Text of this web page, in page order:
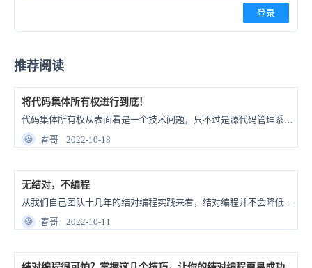
登录
推荐阅读
将代码集体所有权进行到底！
代码集体所有权从表面看是一个技术问题，只不过是源代码管理系统的权限如何设置的问题；但从本质上来讲，这是一个团队乃至整个公司的团队协作和勇气的问题。今天借这篇文章和大家仔细展开聊聊。
🍪
春哥 2022-10-18
无结对，不编程
🍪
春哥 2022-10-11